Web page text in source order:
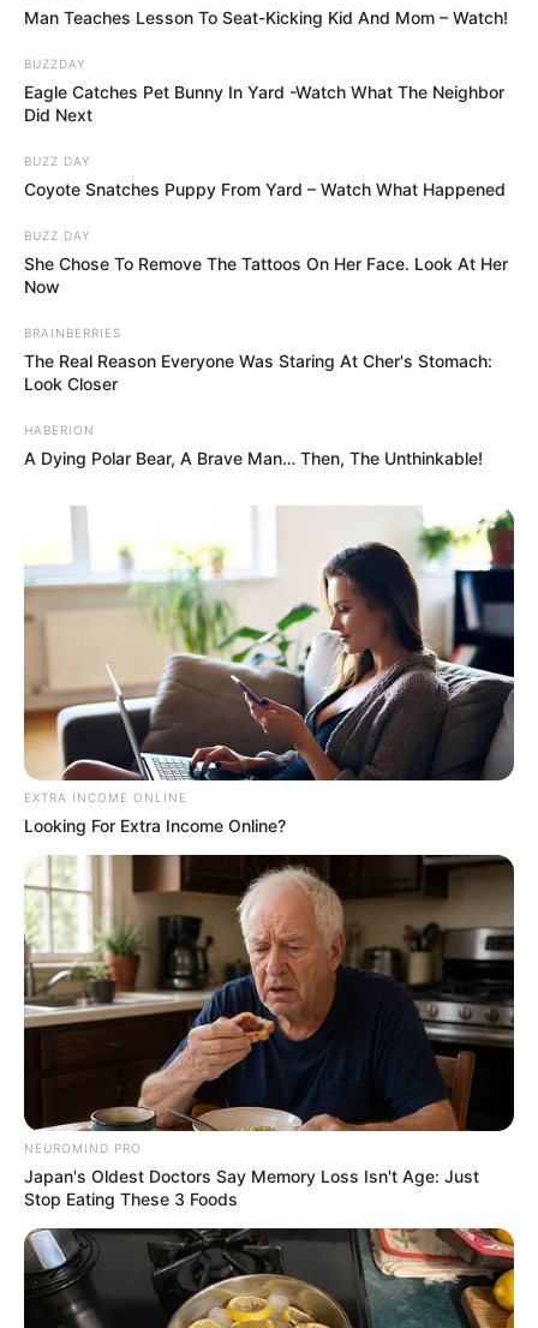
Man Teaches Lesson To Seat-Kicking Kid And Mom – Watch!
BUZZDAY
Eagle Catches Pet Bunny In Yard -Watch What The Neighbor
Did Next
BUZZ DAY
Coyote Snatches Puppy From Yard – Watch What Happened
BUZZ DAY
She Chose To Remove The Tattoos On Her Face. Look At Her
Now
BRAINBERRIES
The Real Reason Everyone Was Staring At Cher's Stomach:
Look Closer
HABERION
A Dying Polar Bear, A Brave Man… Then, The Unthinkable!
EXTRA INCOME ONLINE
Looking For Extra Income Online?
NEUROMIND PRO
Japan's Oldest Doctors Say Memory Loss Isn't Age: Just
Stop Eating These 3 Foods